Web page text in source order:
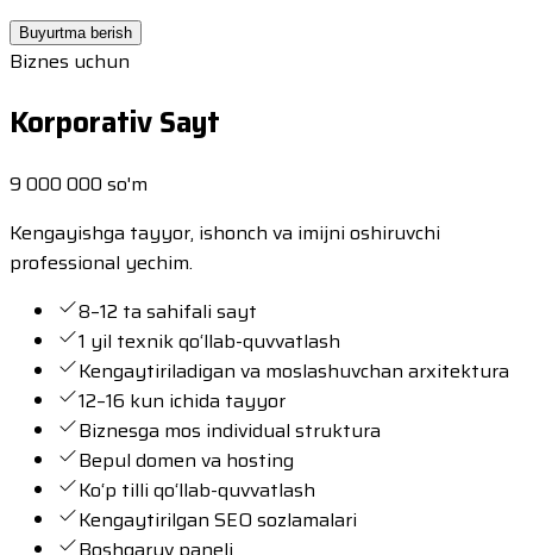
Buyurtma berish
Biznes uchun
Korporativ Sayt
9 000 000 so'm
Kengayishga tayyor, ishonch va imijni oshiruvchi
professional yechim.
8–12 ta sahifali sayt
1 yil texnik qo‘llab-quvvatlash
Kengaytiriladigan va moslashuvchan arxitektura
12–16 kun ichida tayyor
Biznesga mos individual struktura
Bepul domen va hosting
Ko‘p tilli qo‘llab-quvvatlash
Kengaytirilgan SEO sozlamalari